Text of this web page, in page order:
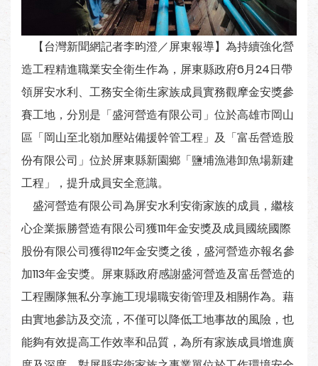
【台灣新聞網記者李昀澄／屏東報導】為持續強化營
造工程精進職業安全衛生作為，屏東縣政府6月24日帶
領屏安水利、工務安全衛生家族成員實務觀摩金安獎參
賽工地，分別是「盛河營造有限公司」位於高雄市岡山
區「岡山至北嶺加壓站備援幹管工程」及「富岳營造股
份有限公司」位於屏東縣新園鄉「鹽埔漁港卸魚場新建
工程」，提升成員安全意識。
盛河營造有限公司為屏安水利安衛家族的成員，繼核
心企業振勝營造有限公司獲111年金安獎及成員國統國際
股份有限公司獲得112年金安獎之後，盛河營造亦報名參
加113年金安獎。屏東縣政府感謝盛河營造及富岳營造的
工程團隊無私分享施工現場職安衛管理及相關作為。藉
由實地參訪及交流，不僅可以降低工地事故的風險，也
能夠有效提高工作效率和品質，為所有家族成員增進廣